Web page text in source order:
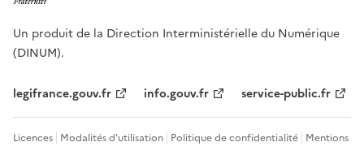
Un produit de la Direction Interministérielle du Numérique
(DINUM).
legifrance.gouv.fr info.gouv.fr service-public.fr
Licences Modalités d'utilisation Politique de confidentialité Mentions